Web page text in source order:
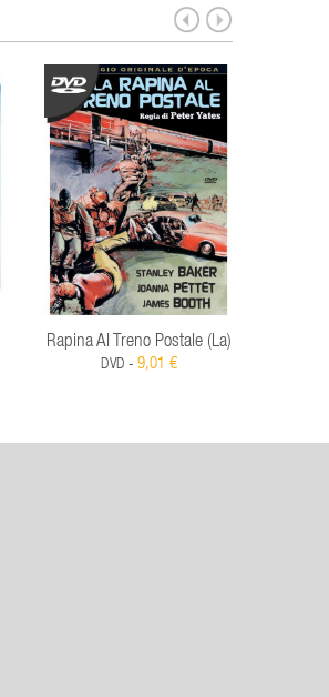
Rapina Al Treno Postale (La)
DVD - 9,01 €